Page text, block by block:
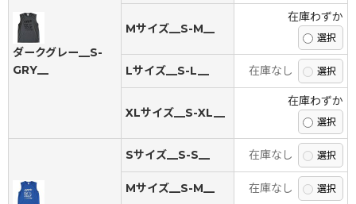
ダークグレー__S-
GRY__
Mサイズ__S-M__
在庫わずか
Lサイズ__S-L__ 在庫なし
XLサイズ__S-XL__
在庫わずか
Sサイズ__S-S__ 在庫なし
Mサイズ__S-M__ 在庫なし